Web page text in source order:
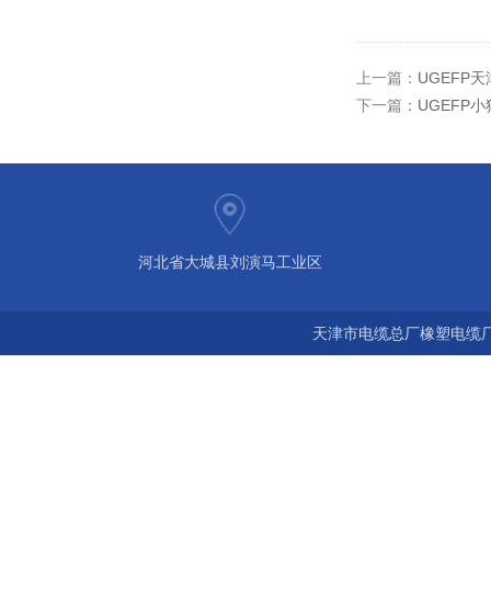
上一篇： UGEFP天
下一篇： UGEFP小
河北省大城县刘演马工业区
天津市电缆总厂橡塑电